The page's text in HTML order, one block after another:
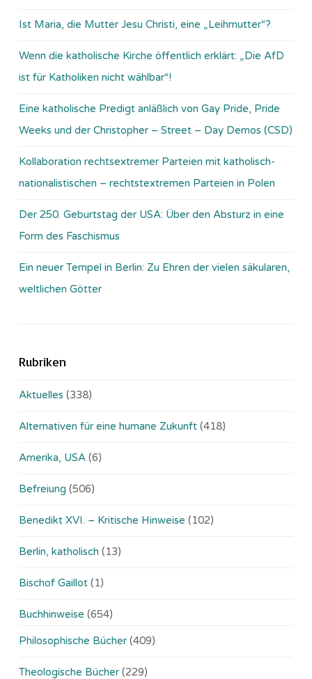
Ist Maria, die Mutter Jesu Christi, eine „Leihmutter“?
Wenn die katholische Kirche öffentlich erklärt: „Die AfD
ist für Katholiken nicht wählbar“!
Eine katholische Predigt anläßlich von Gay Pride, Pride
Weeks und der Christopher – Street – Day Demos (CSD)
Kollaboration rechtsextremer Parteien mit katholisch-
nationalistischen – rechtstextremen Parteien in Polen
Der 250. Geburtstag der USA: Über den Absturz in eine
Form des Faschismus
Ein neuer Tempel in Berlin: Zu Ehren der vielen säkularen,
weltlichen Götter
Rubriken
Aktuelles (338)
Alternativen für eine humane Zukunft (418)
Amerika, USA (6)
Befreiung (506)
Benedikt XVI. – Kritische Hinweise (102)
Berlin, katholisch (13)
Bischof Gaillot (1)
Buchhinweise (654)
Philosophische Bücher (409)
Theologische Bücher (229)